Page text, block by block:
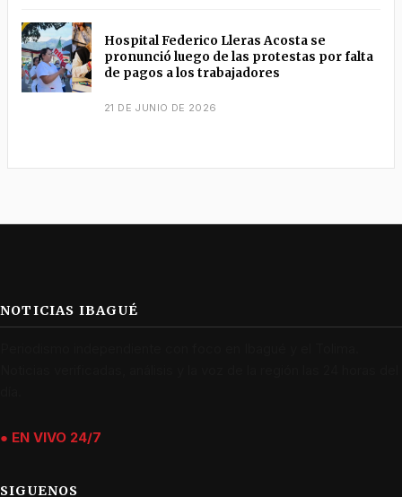
Hospital Federico Lleras Acosta se
pronunció luego de las protestas por falta
de pagos a los trabajadores
21 DE JUNIO DE 2026
NOTICIAS IBAGUÉ
● EN VIVO 24/7
SIGUENOS